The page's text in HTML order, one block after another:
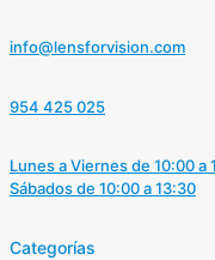
info@lensforvision.com
954 425 025
Lunes a Viernes de 10:00 a
Sábados de 10:00 a 13:30
Categorías